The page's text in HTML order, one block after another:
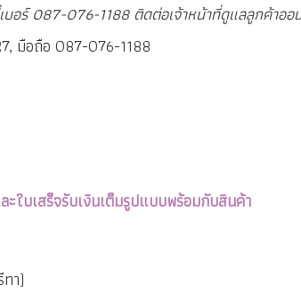
อร์ 087-076-1188 ติดต่อเจ้าหน้าที่ดูแลลูกค้าอ
มือถือ 087-076-1188
ใบเสร็จรับเงินเต็มรูปแบบพร้อมกับสินค้า
า)